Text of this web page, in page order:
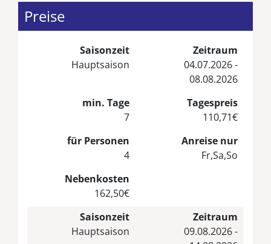
Preise
Saisonzeit
Hauptsaison
Zeitraum
04.07.2026 -
08.08.2026
min. Tage
7
Tagespreis
110,71€
für Personen
4
Anreise nur
Fr,Sa,So
Nebenkosten
162,50€
Saisonzeit
Hauptsaison
Zeitraum
09.08.2026 -